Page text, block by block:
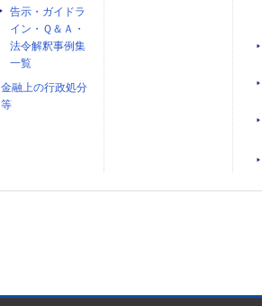
告示・ガイドラ
イン・Ｑ＆Ａ・
法令解釈事例集
一覧
金融上の行政処分
等